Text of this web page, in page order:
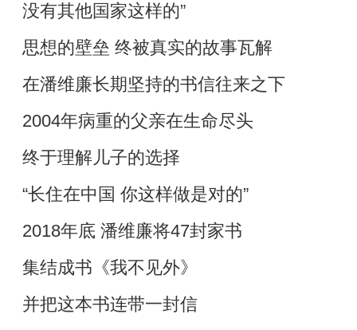
没有其他国家这样的”
思想的壁垒 终被真实的故事瓦解
在潘维廉长期坚持的书信往来之下
2004年病重的父亲在生命尽头
终于理解儿子的选择
“长住在中国 你这样做是对的”
2018年底 潘维廉将47封家书
集结成书《我不见外》
并把这本书连带一封信